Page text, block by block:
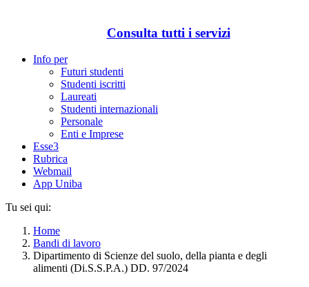
Consulta tutti i servizi
Info per
Futuri studenti
Studenti iscritti
Laureati
Studenti internazionali
Personale
Enti e Imprese
Esse3
Rubrica
Webmail
App Uniba
Tu sei qui:
Home
Bandi di lavoro
Dipartimento di Scienze del suolo, della pianta e degli
alimenti (Di.S.S.P.A.) DD. 97/2024